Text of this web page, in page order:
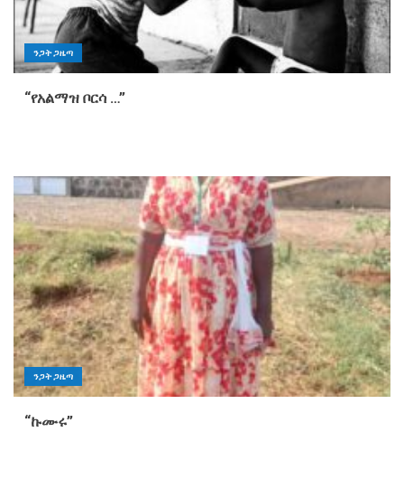
ንጋት ጋዜጣ
“የአልማዝ ቦርሳ …”
ንጋት ጋዜጣ
“ኩሙሩ”